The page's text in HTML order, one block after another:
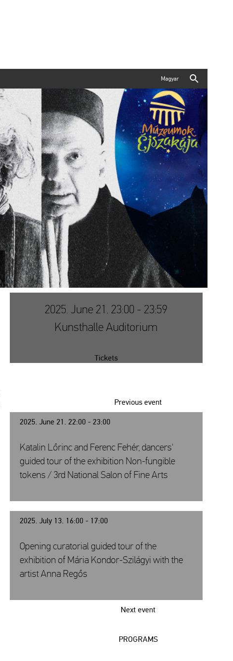
Magyar
2025. June 21. 23:00 - 23:59
Kunsthalle Auditorium
Tickets
2025. June 21. 22:00 - 23:00
Previous event
Katalin Lőrinc and Ferenc Fehér, dancers'
guided tour of the exhibition Non-fungible
tokens / 3rd National Salon of Fine Arts
2025. July 13. 16:00 - 17:00
Next event
Opening curatorial guided tour of the
exhibition of Mária Kondor-Szilágyi with the
artist Anna Regős
PROGRAMS